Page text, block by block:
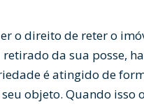
o direito de reter o
da sua posse,
é atingido de
objeto. Quando